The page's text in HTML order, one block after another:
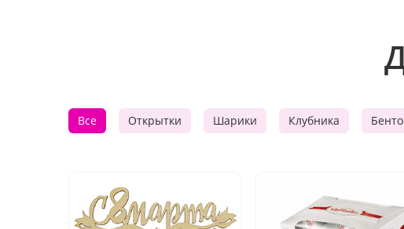
Все Открытки Шарики Клубника